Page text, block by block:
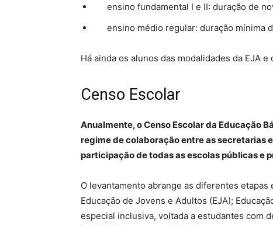
ensino fundamental I e II: duração de
ensino médio regular: duração mínima
Há ainda os alunos das modalidades da EJA
Censo Escolar
Anualmente, o Censo Escolar da Educação
regime de colaboração entre as secretarias
participação de todas as escolas públicas e
O levantamento abrange as diferentes
Educação de Jovens e Adultos (EJA);
especial inclusiva, voltada a estudantes com